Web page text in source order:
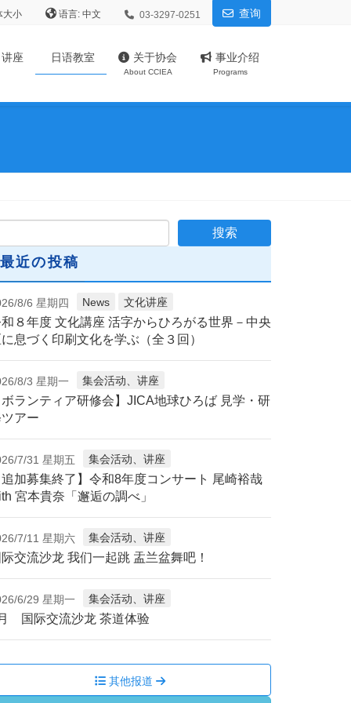
大小 语言: 03-3297-0251 查询
座 日语教室 关于协会
About CCIEA
事业介绍
Programs
最近の投稿
8/6 星期四 News 文化讲座
８年度 文化講座 活字からひろがる世界－中央
息づく印刷文化を学ぶ（全３回）
8/3 星期一 集会活动、讲座
ランティア研修会】JICA地球ひろば 見学・研
アー
7/31 星期五 集会活动、讲座
加募集終了】令和8年度コンサート 尾崎裕哉
宮本貴奈「邂逅の調べ」
7/11 星期六 集会活动、讲座
交流沙龙 我们一起跳 盂兰盆舞吧！
6/29 星期一 集会活动、讲座
国际交流沙龙 茶道体验
其他报道